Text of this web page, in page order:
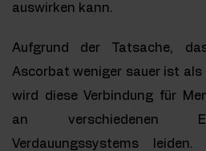
auswirken kann.
Aufgrund der Tatsache,
Ascorbat weniger sauer ist als
wird diese Verbindung für
an verschiedenen
Verdauungssystems